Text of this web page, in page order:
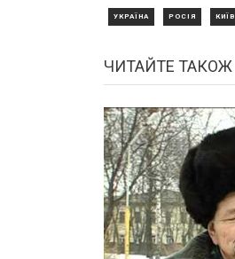
УКРАЇНА РОСІЯ КИЇВ
ЧИТАЙТЕ ТАКОЖ